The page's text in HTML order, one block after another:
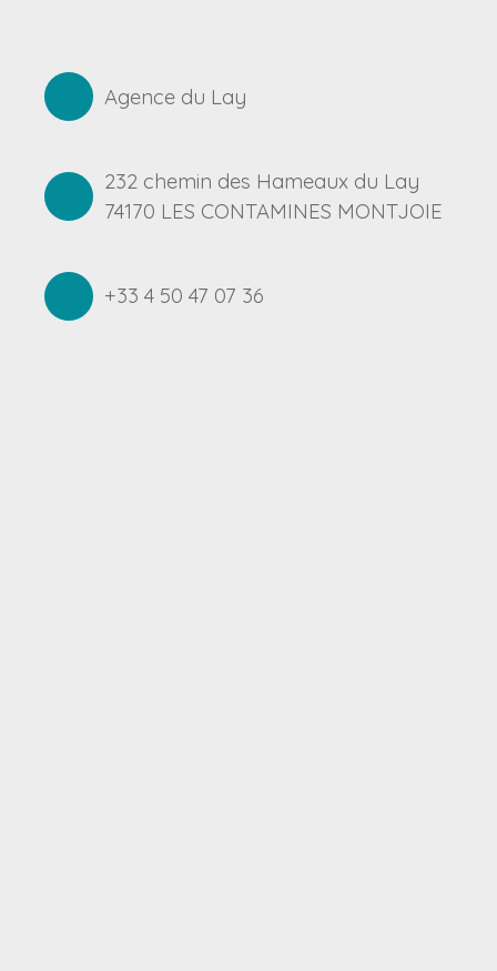
Agence du Lay
232 chemin des Hameaux du Lay
74170 LES CONTAMINES MONTJOIE
+33 4 50 47 07 36